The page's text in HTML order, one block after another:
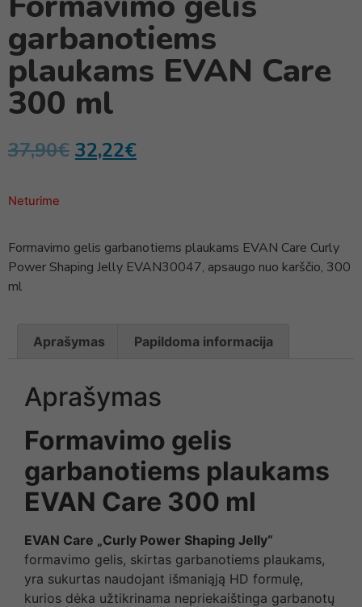
garbanotiems
plaukams EVAN Care
300 ml
37,90€ 32,22€
Neturime
Formavimo gelis garbanotiems plaukams EVAN Care Curly
Power Shaping Jelly EVAN30047, apsaugo nuo karščio, 300
ml
Aprašymas Papildoma informacija
Aprašymas
Formavimo gelis
garbanotiems plaukams
EVAN Care 300 ml
EVAN Care „Curly Power Shaping Jelly“
formavimo gelis, skirtas garbanotiems plaukams,
yra sukurtas naudojant išmaniąją HD formulę,
kurios dėka užtikrinama nepriekaištinga garbanotų